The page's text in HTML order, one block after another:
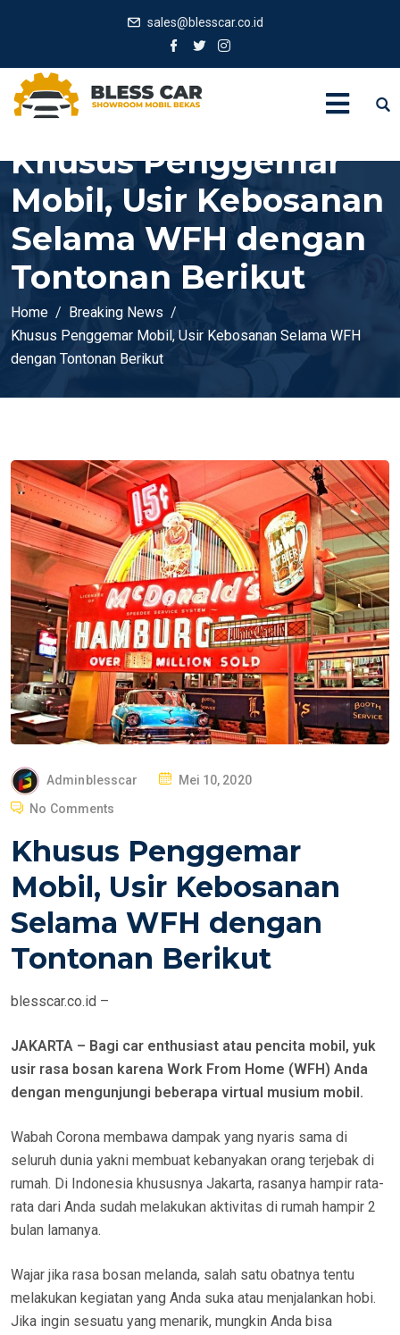
sales@blesscar.co.id
Khusus Penggemar
Mobil, Usir Kebosanan
Selama WFH dengan
Tontonan Berikut
Home
Breaking News
Khusus Penggemar Mobil, Usir Kebosanan Selama WFH
dengan Tontonan Berikut
Adminblesscar
P
T
D
O
Mei 10, 2020
No Comments
Khusus Penggemar
Mobil, Usir Kebosanan
Selama WFH dengan
Tontonan Berikut
blesscar.co.id –
JAKARTA – Bagi car enthusiast atau pencita mobil, yuk
usir rasa bosan karena Work From Home (WFH) Anda
dengan mengunjungi beberapa virtual musium mobil.
Wabah Corona membawa dampak yang nyaris sama di
seluruh dunia yakni membuat kebanyakan orang terjebak di
rumah. Di Indonesia khususnya Jakarta, rasanya hampir rata-
rata dari Anda sudah melakukan aktivitas di rumah hampir 2
bulan lamanya.
Wajar jika rasa bosan melanda, salah satu obatnya tentu
melakukan kegiatan yang Anda suka atau menjalankan hobi.
Jika ingin sesuatu yang menarik, mungkin Anda bisa